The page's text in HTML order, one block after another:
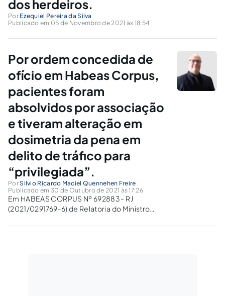
dos herdeiros.
Por Ezequiel Pereira da Silva
Publicado em 05 de Novembro de 2021 às 18:54
Por ordem concedida de
ofício em Habeas Corpus,
pacientes foram
absolvidos por associação
e tiveram alteração em
dosimetria da pena em
delito de tráfico para
“privilegiada”.
PorSilvio Ricardo Maciel Quennehen Freire
Publicado em 30 de Outubro de 2021 às 17:26
Em HABEAS CORPUS Nº 692883 - RJ
(2021/0291769-6) de Relatoria do Ministro
da Quinta Turma, por decisão monocrática,